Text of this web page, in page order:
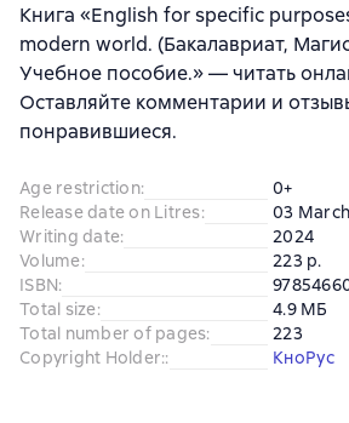
Книга «English for specific
modern world. (Бакалавриат,
Учебное пособие.» — читать
Оставляйте комментарии и
понравившиеся.
Age restriction:
0+
Release date on Litres:
03
Writing date:
2024
Volume:
223 p.
ISBN:
Total size:
4.9 МБ
Total number of pages:
223
Copyright Holder:: КноРус